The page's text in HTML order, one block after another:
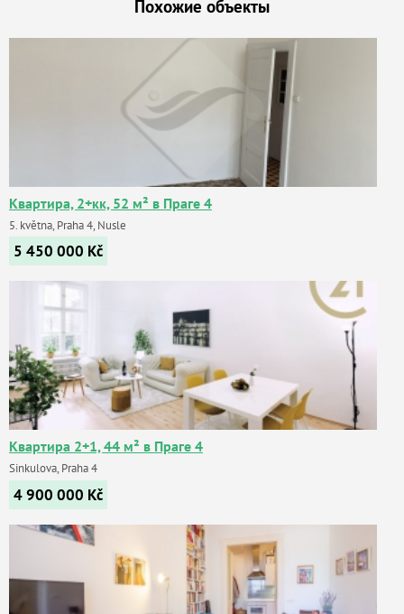
Похожие объекты
Квартира, 2+кк, 52 м² в Праге 4
5. května, Praha 4, Nusle
5 450 000 Kč
Квартира 2+1, 44 м² в Праге 4
Sinkulova, Praha 4
4 900 000 Kč